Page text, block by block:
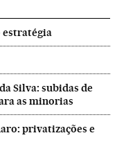
estratégia
Silva: subidas de
as minorias
privatizações e